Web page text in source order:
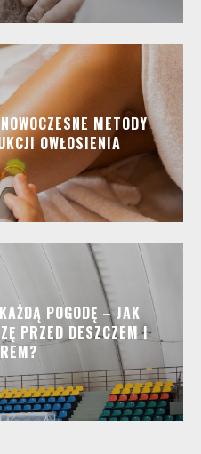
METODY
OWŁOSIENIA
POGODĘ – JAK
PRZED DESZCZEM I